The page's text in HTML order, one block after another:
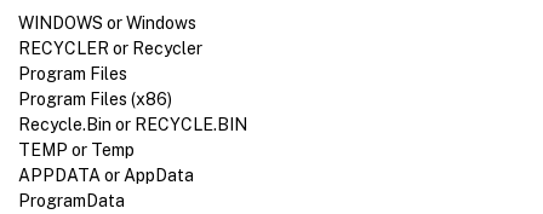
WINDOWS or Windows
RECYCLER or Recycler
Program Files
Program Files (x86)
Recycle.Bin or RECYCLE.BIN
TEMP or Temp
APPDATA or AppData
ProgramData